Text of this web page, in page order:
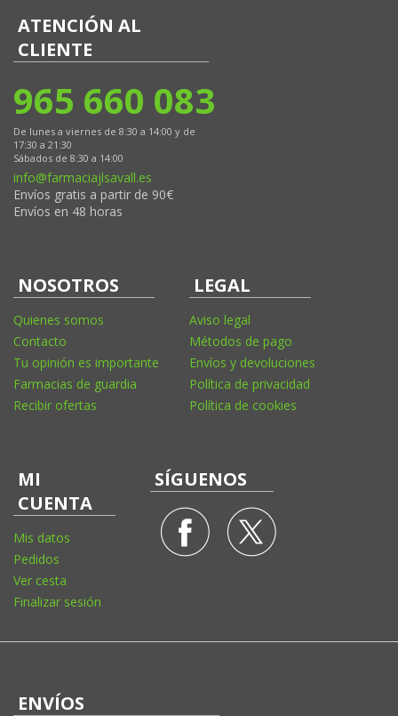
ATENCIÓN AL
CLIENTE
965 660 083
De lunes a viernes de 8:30 a 14:00 y de
17:30 a 21:30
Sábados de 8:30 a 14:00
info@farmaciajlsavall.es
Envíos gratis a partir de 90€
Envíos en 48 horas
NOSOTROS
Quienes somos
Contacto
Tu opinión es importante
Farmacias de guardia
Recibir ofertas
LEGAL
Aviso legal
Métodos de pago
Envíos y devoluciones
Política de privacidad
Política de cookies
MI
CUENTA
Mis datos
Pedidos
Ver cesta
Finalizar sesión
SÍGUENOS
ENVÍOS